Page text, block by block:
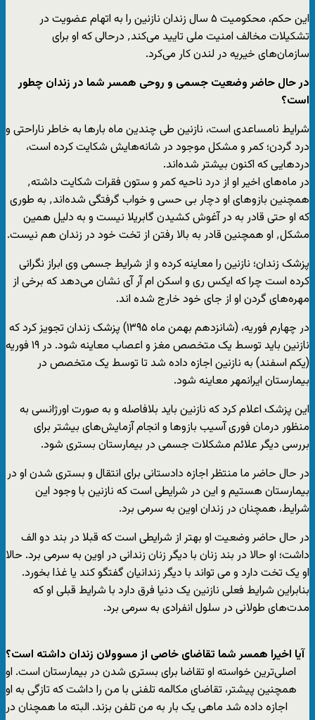
این حکم، محکومیت ۵ سال زندان نازنین را به اتهام عضویت در
تشکیلات مخالف امنیت ملی تایید می‌کند٬ درحالی که او برای
سازمان‌های خیریه در لندن کار می‌کرد.
در حال حاضر وضعیت جسمی و روحی همسر شما در زندان چطور
است؟
شرایط نامساعدی است، نازنین طی چندین ماه بارها به خاطر ناراحتی و
درد گردن؛ کمر و مشکل موجود در شانه‌هایش شکایت کرده است،
دردهایی که اکنون بیشتر شده‌اند.
در ماه‌های اخیر او از درد ناحیه کمر و ستون فقرات شکایت داشته٬
همچنین بازوهای او دچار بی حسی و خواب گرفتگی شده‌اند٬ به طوری
که او حتی قادر به در آغوش کشیدن گابریلا نیست و به دلیل همین
مشکل٬ او همچنین قادر به بالا رفتن از تخت خود در زندان هم نیست.
پزشک زندان؛ نازنین را معاینه کرده و از شرایط جسمی وی ابراز نگرانی
کرده است چرا که ایکس ری و اسکن ام آر آی نشان می‌دهد که برخی از
مهره‌های گردن او از جای خود خارج شده اند.
در چهارم فوریه، (شانزدهم بهمن ماه ۱۳۹۵) پزشک زندان تجویز کرد که
نازنین باید توسط یک متخصص مغز و اعصاب معاینه شود. در ۱۹ فوریه
(یکم اسفند) به نازنین اجازه داده شد تا توسط یک متخصص در
بیمارستان ایرانمهر معاینه شود.
این پزشک اعلام کرد که نازنین باید بلافاصله و به صورت اورژانسی به
منظور درمان فوری آسیب بازوها و انجام آزمایش‌های بیشتر برای
بررسی دیگر علائم مشکلات جسمی در بیمارستان بستری شود.
در حال حاضر ما منتظر اجازه دادستانی برای انتقال و بستری شدن او در
بیمارستان هستیم و این در شرایطی است که نازنین با وجود این
شرایط، همچنان در زندان اوین به سرمی برد.
در حال حاضر وضعیت او بهتر از شرایطی است که قبلا در بند دو الف
داشت؛ او حالا در بند زنان با دیگر زنان زندانی در اوین به سرمی برد. حالا
او یک تخت دارد و می تواند با دیگر زندانیان گفتگو کند یا غذا بخورد.
بنابراین شرایط فعلی نازنین یک دنیا فرق دارد با شرایط قبلی او که
مدت‌های طولانی در سلول انفرادی به سرمی برد.
آیا اخیرا همسر شما تقاضای خاصی از مسوولان زندان داشته است؟
اصلی‌ترین خواسته او تقاضا برای بستری شدن در بیمارستان است. او
همچنین پیشتر، تقاضای مکالمه تلفنی با من را داشت که تازگی به او
اجازه داده شد ماهی یک بار به من تلفن بزند. البته ما همچنان در